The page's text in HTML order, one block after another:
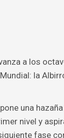
a los
la
una
nivel y
fase